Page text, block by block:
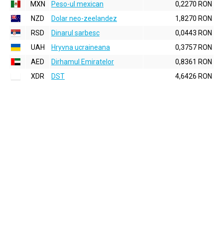
MXN
Peso-ul mexican
0,2270 RON
NZD
Dolar neo-zeelandez
1,8270 RON
RSD
Dinarul sarbesc
0,0443 RON
UAH
Hryvna ucraineana
0,3757 RON
AED
Dirhamul Emiratelor
0,8361 RON
XDR
DST 4,6426 RON